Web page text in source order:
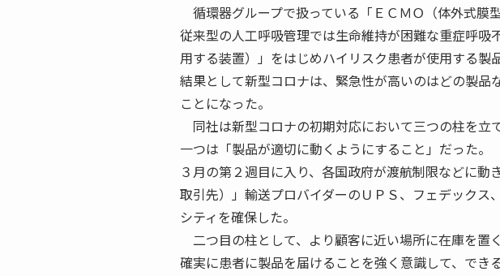
循環器グループで扱っている「ＥＣＭＯ（体外式膜型
従来型の人工呼吸管理では生命維持が困難な重症呼
用する装置）」をはじめハイリスク患者が使用する製
結果として新型コロナは、緊急性が高いのはどの製
ことになった。
同社は新型コロナの初期対応において三つの柱を立
一つは「製品が適切に動くようにすること」だった。
３月の第２週目に入り、各国政府が渡航制限などに
取引先）」輸送プロバイダーのＵＰＳ、フェデック
シティを確保した。
二つ目の柱として、より顧客に近い場所に在庫を置
確実に患者に製品を届けることを強く意識して、でき